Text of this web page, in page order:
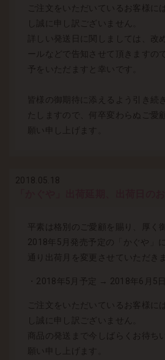
ご注文をいただいているお客様に
し誠に申し訳ございません。
詳しい発送日に関しましては、改
ールなどで告知させて頂きますの
予をいただますと幸いです。
皆様の御期待に添えるよう引き続
たしますので、何卒変わらぬご愛
願い申し上げます。
2018.05.18
平素は格別のご愛顧を賜り、厚く
2018年5月発売予定の「かぐや」
通り出荷月を変更させていただき
・2018年5月予定 → 2018年6月5
ご注文をいただいているお客様に
し誠に申し訳ございません。
商品の発送まで今しばらくお待ち
願い申し上げます。